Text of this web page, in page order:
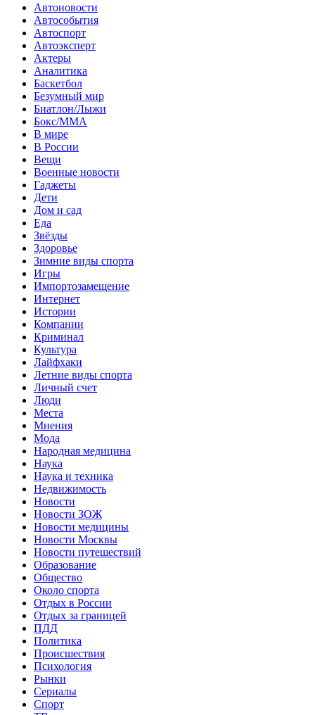
Автоновости
Автособытия
Автоспорт
Автоэксперт
Актеры
Аналитика
Баскетбол
Безумный мир
Биатлон/Лыжи
Бокс/MMA
В мире
В России
Вещи
Военные новости
Гаджеты
Дети
Дом и сад
Еда
Звёзды
Здоровье
Зимние виды спорта
Игры
Импортозамещение
Интернет
Истории
Компании
Криминал
Культура
Лайфхаки
Летние виды спорта
Личный счет
Люди
Места
Мнения
Мода
Народная медицина
Наука
Наука и техника
Недвижимость
Новости
Новости ЗОЖ
Новости медицины
Новости Москвы
Новости путешествий
Образование
Общество
Около спорта
Отдых в России
Отдых за границей
ПДД
Политика
Происшествия
Психология
Рынки
Сериалы
Спорт